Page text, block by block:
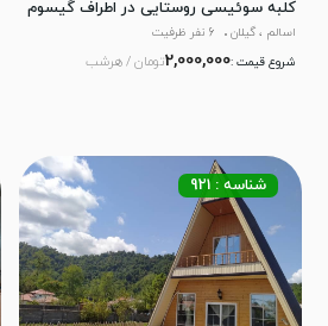
کلبه سوئیسی روستایی در اطراف گیسوم
اسالم ، گیلان
6 نفر ظرفیت
شروع قیمت :2,000,000تومان / هرشب
شناسه : 921